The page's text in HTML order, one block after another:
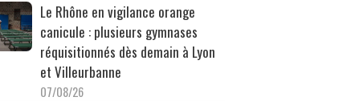
Le Rhône en vigilance orange
canicule : plusieurs gymnases
réquisitionnés dès demain à Lyon
et Villeurbanne
07/08/26